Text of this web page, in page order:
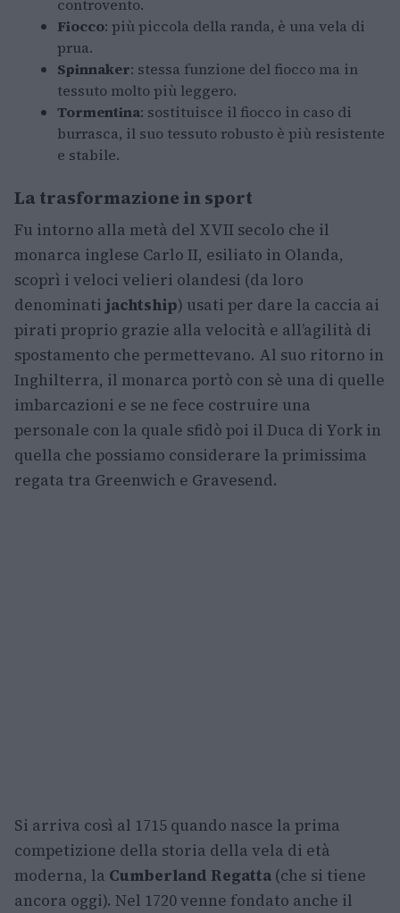
controvento.
Fiocco: più piccola della randa, è una vela di
prua.
Spinnaker: stessa funzione del fiocco ma in
tessuto molto più leggero.
Tormentina: sostituisce il fiocco in caso di
burrasca, il suo tessuto robusto è più resistente
e stabile.
La trasformazione in sport
Fu intorno alla metà del XVII secolo che il
monarca inglese Carlo II, esiliato in Olanda,
scoprì i veloci velieri olandesi (da loro
denominati jachtship) usati per dare la caccia ai
pirati proprio grazie alla velocità e all’agilità di
spostamento che permettevano. Al suo ritorno in
Inghilterra, il monarca portò con sè una di quelle
imbarcazioni e se ne fece costruire una
personale con la quale sfidò poi il Duca di York in
quella che possiamo considerare la primissima
regata tra Greenwich e Gravesend.
Si arriva così al 1715 quando nasce la prima
competizione della storia della vela di età
moderna, la Cumberland Regatta (che si tiene
ancora oggi). Nel 1720 venne fondato anche il